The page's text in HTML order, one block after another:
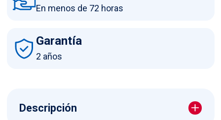
En menos de 72 horas
Garantía
2 años
Descripción